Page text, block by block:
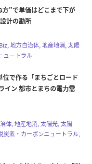
”で単価はどこまで下が
計の勘所
地方自治体, 地産地消, 太陽
ュートラル
で作る「まちごとロード
イン 都市とまちの電力需
体, 地産地消, 太陽光, 太陽
炭素・カーボンニュートラル,